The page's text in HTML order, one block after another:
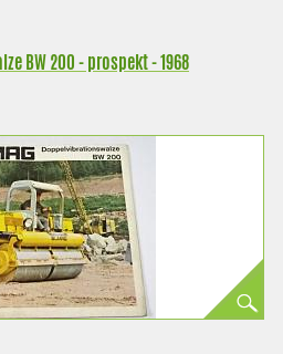
BW 200 - prospekt - 1968